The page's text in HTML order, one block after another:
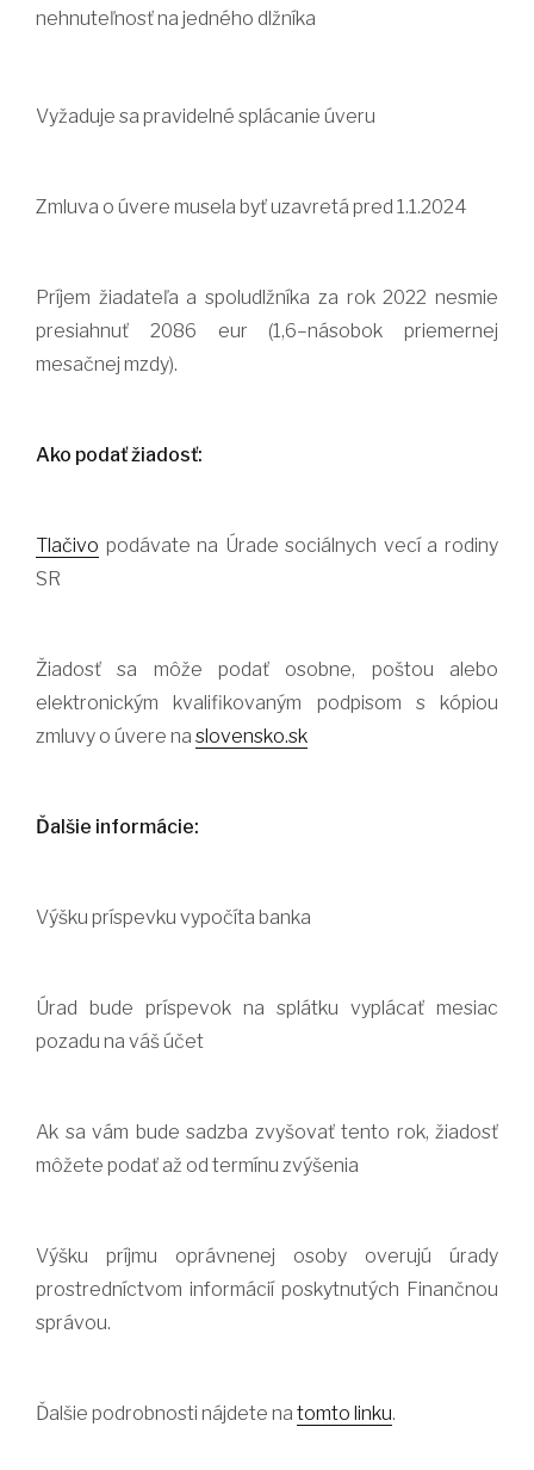
nehnuteľnosť na jedného dlžníka
Vyžaduje sa pravidelné splácanie úveru
Zmluva o úvere musela byť uzavretá pred 1.1.2024
Príjem žiadateľa a spoludlžníka za rok 2022 nesmie
presiahnuť 2086 eur (1,6–násobok priemernej
mesačnej mzdy).
Ako podať žiadosť:
Tlačivo podávate na Úrade sociálnych vecí a rodiny
SR
Žiadosť sa môže podať osobne, poštou alebo
elektronickým kvalifikovaným podpisom s kópiou
zmluvy o úvere na slovensko.sk
Ďalšie informácie:
Výšku príspevku vypočíta banka
Úrad bude príspevok na splátku vyplácať mesiac
pozadu na váš účet
Ak sa vám bude sadzba zvyšovať tento rok, žiadosť
môžete podať až od termínu zvýšenia
Výšku príjmu oprávnenej osoby overujú úrady
prostredníctvom informácií poskytnutých Finančnou
správou.
Ďalšie podrobnosti nájdete na tomto linku.